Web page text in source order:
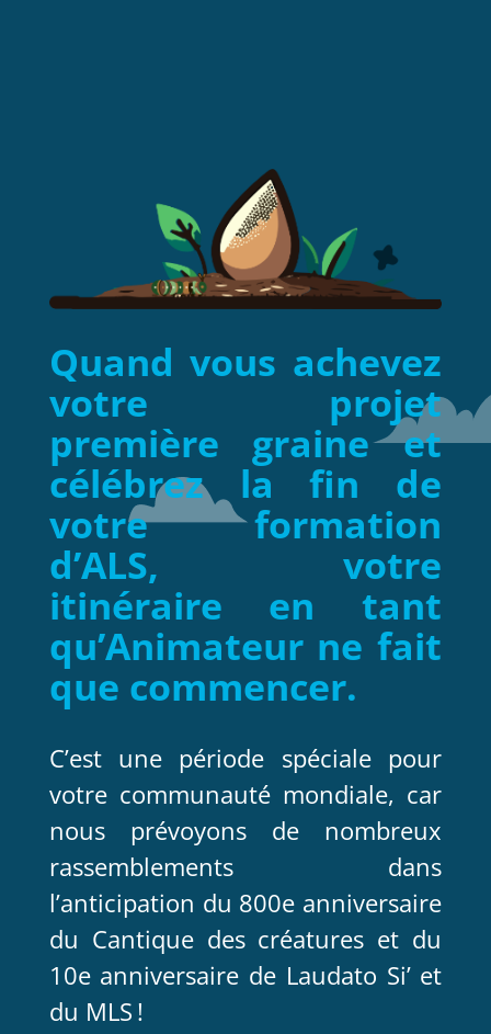
Quand vous achevez
votre projet
première graine et
célébrez la fin de
votre formation
d’ALS, votre
itinéraire en tant
qu’Animateur ne fait
que commencer.
C’est une période spéciale pour
votre communauté mondiale, car
nous prévoyons de nombreux
rassemblements dans
l’anticipation du 800e anniversaire
du Cantique des créatures et du
10e anniversaire de Laudato Si’ et
du MLS !